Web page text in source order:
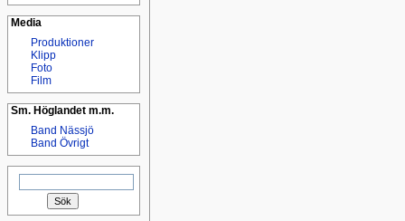
Media
Produktioner
Klipp
Foto
Film
Sm. Höglandet m.m.
Band Nässjö
Band Övrigt
Sök
efter: